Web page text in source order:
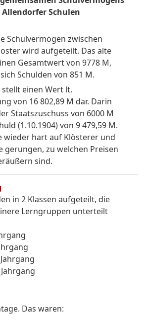
Schulen
Schulvermögen zwischen
wird aufgeteilt. Das alte
Gesamtwert von 9778 M,
Schulden von 851 M.
stellt einen Wert lt.
von 16 802,89 M dar. Darin
Staatszuschuss von 6000 M
(1.10.1904) von 9 479,59 M.
wieder hart auf Klösterer und
gerungen, zu welchen Preisen
sind.
in 2 Klassen aufgeteilt, die
Lerngruppen unterteilt
Das waren: